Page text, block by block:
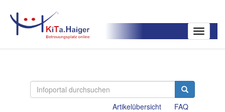
Toggle
FAQ
Artikelübersicht